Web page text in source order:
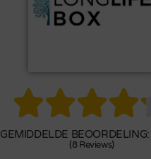

GEMIDDELDE
(8 Reviews)